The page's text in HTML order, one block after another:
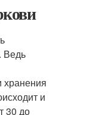
Ведь
хранения
и
30 до